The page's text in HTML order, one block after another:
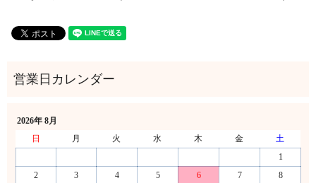
2026年 8月
日
月 火 水 木 金
土
1
2
3 4 5 6 7
8